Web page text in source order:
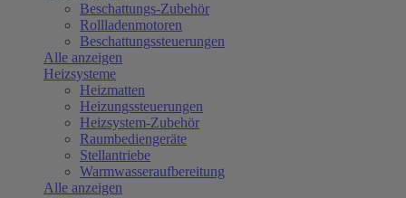
Beschattungs-Zubehör
Rollladenmotoren
Beschattungssteuerungen
Alle anzeigen
Heizsysteme
Heizmatten
Heizungssteuerungen
Heizsystem-Zubehör
Raumbediengeräte
Stellantriebe
Warmwasseraufbereitung
Alle anzeigen